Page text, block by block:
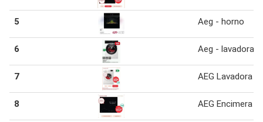
5 Aeg - horno
6 Aeg - lavadora
7 AEG Lavadora
8 AEG Encimera